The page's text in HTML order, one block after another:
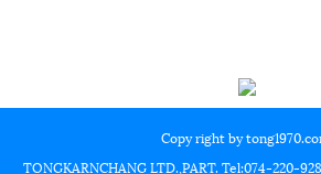
Copy right by
TONGKARNCHANG LTD.,PART. Tel:074-220-